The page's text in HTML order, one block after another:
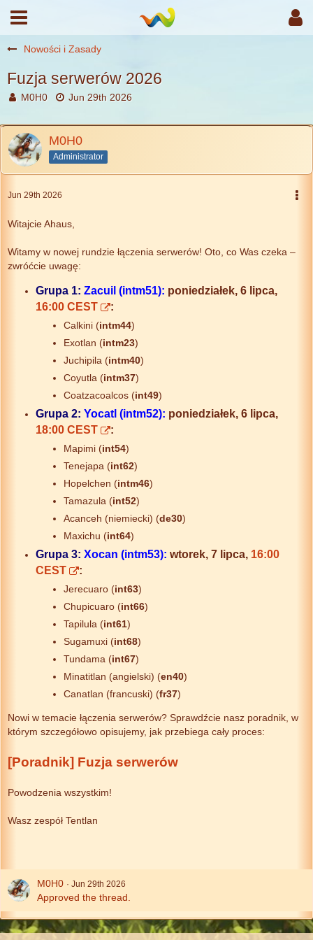
Nowości i Zasady
Fuzja serwerów 2026
M0H0 Jun 29th 2026
M0H0
Administrator
Jun 29th 2026
Witajcie Ahaus,
Witamy w nowej rundzie łączenia serwerów! Oto, co Was czeka –
zwróćcie uwagę:
Grupa 1: Zacuil (intm51): poniedziałek, 6 lipca,
16:00 CEST
:
Calkini (intm44)
Exotlan (intm23)
Juchipila (intm40)
Coyutla (intm37)
Coatzacoalcos (int49)
Grupa 2: Yocatl (intm52): poniedziałek, 6 lipca,
18:00 CEST
:
Mapimi (int54)
Tenejapa (int62)
Hopelchen (intm46)
Tamazula (int52)
Acanceh (niemiecki) (de30)
Maxichu (int64)
Grupa 3: Xocan (intm53): wtorek, 7 lipca, 16:00
CEST
:
Jerecuaro (int63)
Chupicuaro (int66)
Tapilula (int61)
Sugamuxi (int68)
Tundama (int67)
Minatitlan (angielski) (en40)
Canatlan (francuski) (fr37)
Nowi w temacie łączenia serwerów? Sprawdźcie nasz poradnik, w
którym szczegółowo opisujemy, jak przebiega cały proces:
[Poradnik] Fuzja serwerów
Powodzenia wszystkim!
Wasz zespół Tentlan
M0H0 Jun 29th 2026
Approved the thread.